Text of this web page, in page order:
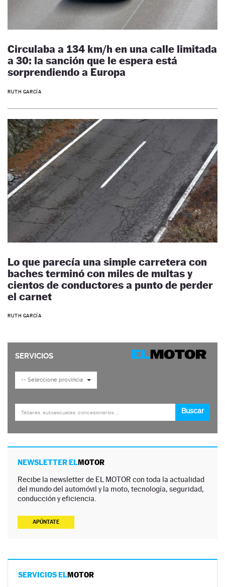
Circulaba a 134 km/h en una calle limitada
a 30: la sanción que le espera está
sorprendiendo a Europa
RUTH GARCÍA
Lo que parecía una simple carretera con
baches terminó con miles de multas y
cientos de conductores a punto de perder
el carnet
RUTH GARCÍA
NEWSLETTER ELMOTOR
Recibe la newsletter de EL MOTOR con toda la actualidad
del mundo del automóvil y la moto, tecnología, seguridad,
conducción y eficiencia.
APÚNTATE
SERVICIOS ELMOTOR